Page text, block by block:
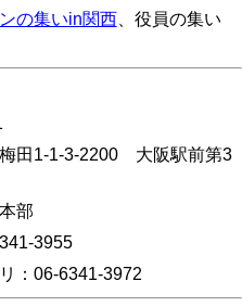
の集いin関西、役員の集い
田1-1-3-2200 大阪駅前第3
部
3955
：06-6341-3972